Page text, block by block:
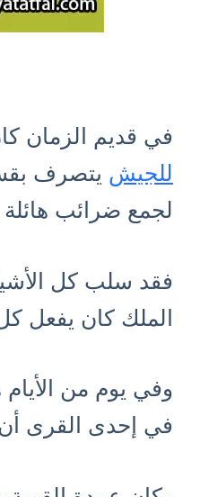
في قديم الزمان
للجيش يتصرف
لجمع ضرائب
فقد سلب كل
الملك كان يفعل
وفي يوم من
في إحدى القرى أن